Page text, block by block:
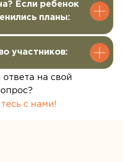
Если ребенок
планы:
участников:
на свой
с нами!